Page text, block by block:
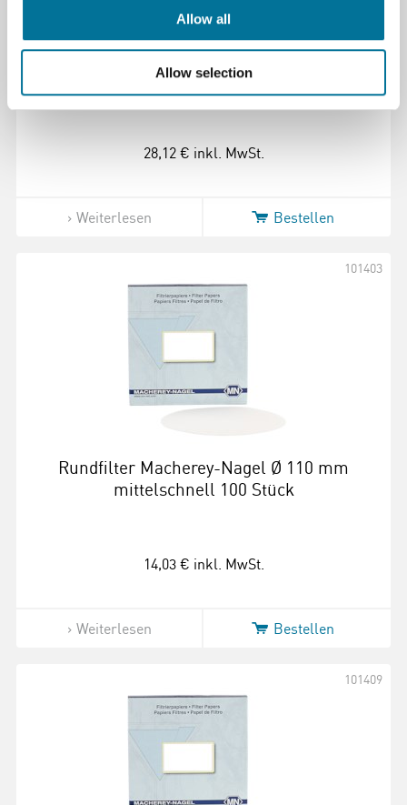
Allow all
Allow selection
Rundfilter M&N Glasfaser Ø 55 mm 100 St.
MN85/70
28,12 € inkl. MwSt.
Weiterlesen Bestellen
Rundfilter Macherey-Nagel Ø 110 mm
mittelschnell 100 Stück
101403
14,03 € inkl. MwSt.
Weiterlesen Bestellen
101409